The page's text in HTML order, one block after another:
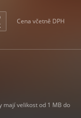
Cena včetně DPH
mají velikost od 1 MB do